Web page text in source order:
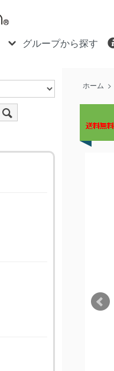
グループから探す
ホーム >